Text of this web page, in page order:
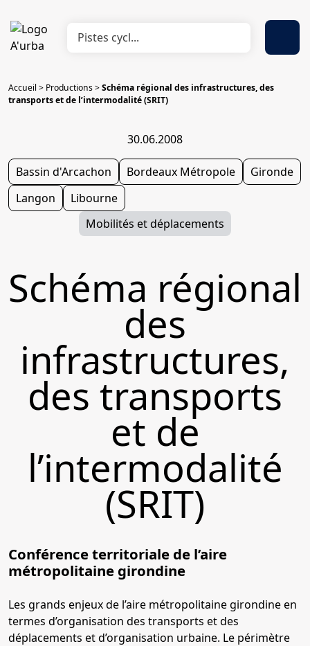
Accueil> Productions>Schéma régional des infrastructures, des
transports et de l’intermodalité (SRIT)
30.06.2008
Bassin d'Arcachon Bordeaux Métropole
Gironde
Langon
Libourne
Mobilités et déplacements
Schéma régional
des
infrastructures,
des transports
et de
l’intermodalité
(SRIT)
Conférence territoriale de l’aire
métropolitaine girondine
Les grands enjeux de l’aire métropolitaine girondine en
termes d’organisation des transports et des
déplacements et d’organisation urbaine. Le périmètre